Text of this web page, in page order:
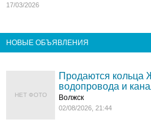
17/03/2026
НОВЫЕ ОБЪЯВЛЕНИЯ
НЕТ ФОТО
Продаются кольца
водопровода и
Волжск
02/08/2026, 21:44